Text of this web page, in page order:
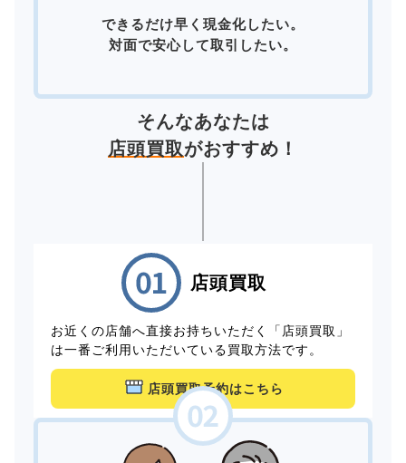
できるだけ早く現金化したい。
対面で安心して取引したい。
そんなあなたは
店頭買取がおすすめ！
店頭買取
お近くの店舗へ直接お持ちいただく「店頭買取」
は一番ご利用いただいている買取方法です。
店頭買取予約はこちら